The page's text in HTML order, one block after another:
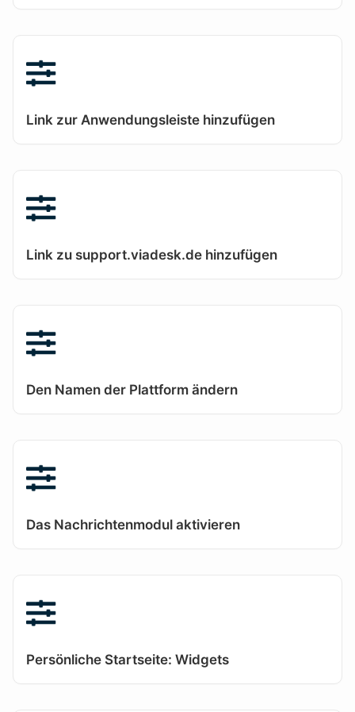
Link zur Anwendungsleiste hinzufügen
Link zu support.viadesk.de hinzufügen
Den Namen der Plattform ändern
Das Nachrichtenmodul aktivieren
Persönliche Startseite: Widgets